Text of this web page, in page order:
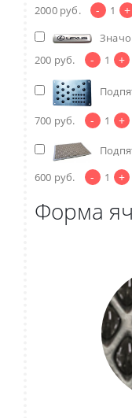
2000 руб. - 1 +
200 руб. - 1 +
700 руб. - 1 +
600 руб. - 1 +
Форма